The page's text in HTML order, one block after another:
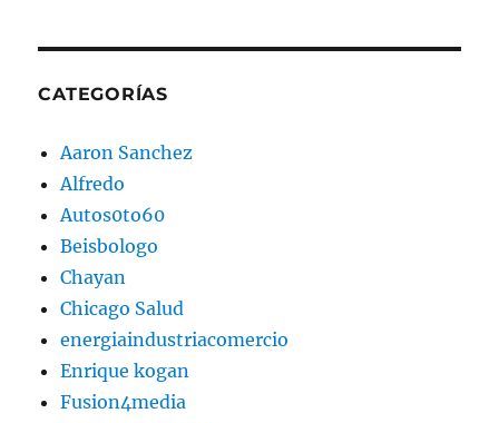
CATEGORÍAS
Aaron Sanchez
Alfredo
Autos0to60
Beisbologo
Chayan
Chicago Salud
energiaindustriacomercio
Enrique kogan
Fusion4media